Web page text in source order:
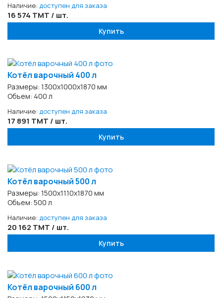
Наличие: доступен для заказа
16 574 TMT / шт.
Купить
Котёл варочный 400 л
Размеры: 1300х1000х1870 мм
Объем: 400 л
Наличие: доступен для заказа
17 891 TMT / шт.
Купить
Котёл варочный 500 л
Размеры: 1500х1110х1870 мм
Объем: 500 л
Наличие: доступен для заказа
20 162 TMT / шт.
Купить
Котёл варочный 600 л